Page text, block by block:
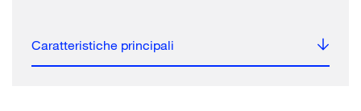
Caratteristiche principali